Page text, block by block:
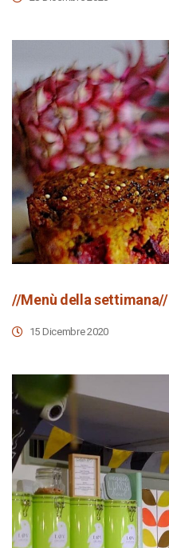
//Menù della settimana//
15 Dicembre 2020